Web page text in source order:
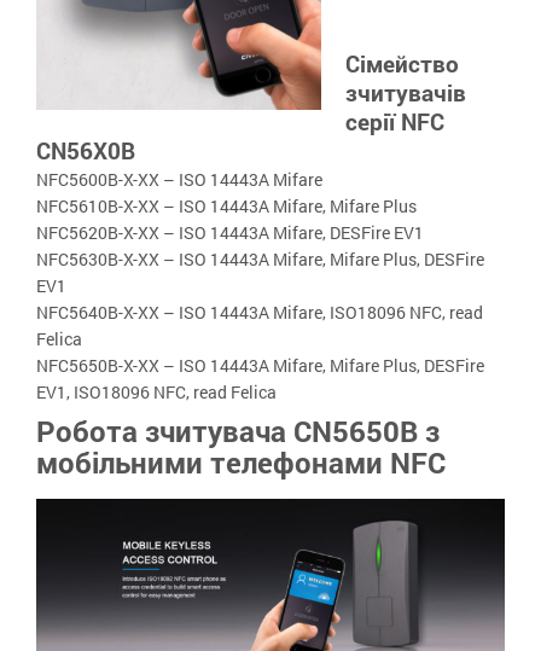
Сімейство
зчитувачів
серії NFC
CN56X0B
NFC5600B-X-XX – ISO 14443A Mifare
NFC5610B-X-XX – ISO 14443A Mifare, Mifare Plus
NFC5620B-X-XX – ISO 14443A Mifare, DESFire EV1
NFC5630B-X-XX – ISO 14443A Mifare, Mifare Plus, DESFire
EV1
NFC5640B-X-XX – ISO 14443A Mifare, ISO18096 NFC, read
Felica
NFC5650B-X-XX – ISO 14443A Mifare, Mifare Plus, DESFire
EV1, ISO18096 NFC, read Felica
Робота зчитувача CN5650B з
мобільними телефонами NFC